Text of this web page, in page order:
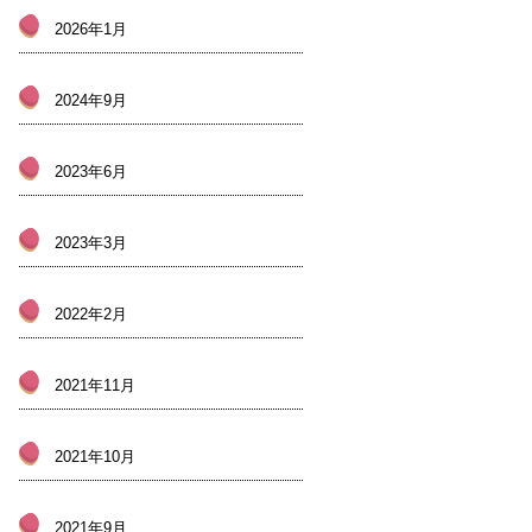
2026年1月
2024年9月
2023年6月
2023年3月
2022年2月
2021年11月
2021年10月
2021年9月